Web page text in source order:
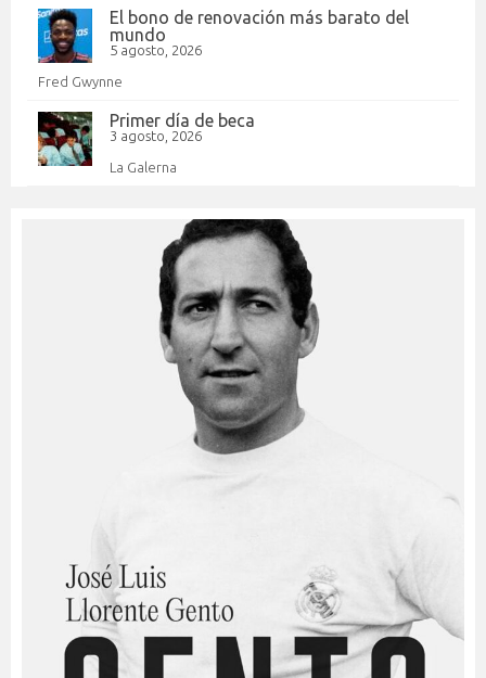
El bono de renovación más barato del
mundo
5 agosto, 2026
Fred Gwynne
Primer día de beca
3 agosto, 2026
La Galerna